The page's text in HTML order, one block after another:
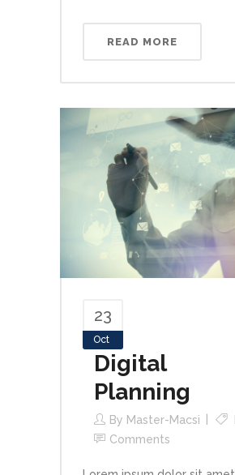
READ MORE
23
Oct
Digital
Planning
By Master-Macsi
Comments